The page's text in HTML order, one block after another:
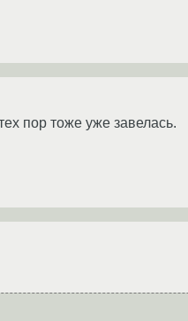
пор тоже уже завелась.